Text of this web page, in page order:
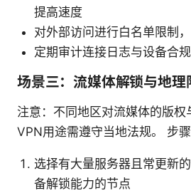
提高速度
对外部访问进行白名单限制
定期审计连接日志与设备合
场景三：流媒体解锁与地理
注意：不同地区对流媒体的版权
VPN用途需遵守当地法规。 步骤
选择有大量服务器且常更新
备解锁能力的节点